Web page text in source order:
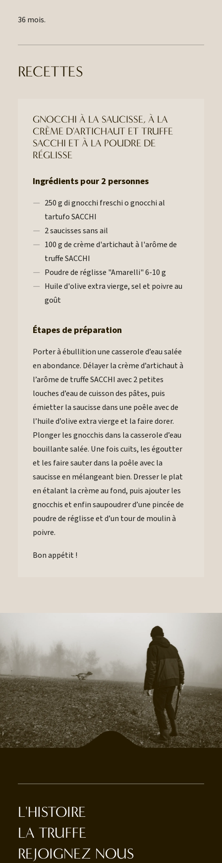
36 mois.
RECETTES
GNOCCHI À LA SAUCISSE, À LA
CRÈME D'ARTICHAUT ET TRUFFE
SACCHI ET À LA POUDRE DE
RÉGLISSE
Ingrédients pour 2 personnes
250 g di gnocchi freschi o gnocchi al
tartufo SACCHI
2 saucisses sans ail
100 g de crème d'artichaut à l'arôme de
truffe SACCHI
Poudre de réglisse "Amarelli" 6-10 g
Huile d'olive extra vierge, sel et poivre au
goût
Étapes de préparation
Porter à ébullition une casserole d’eau salée
en abondance. Délayer la crème d’artichaut à
l’arôme de truffe SACCHI avec 2 petites
louches d’eau de cuisson des pâtes, puis
émietter la saucisse dans une poêle avec de
l’huile d’olive extra vierge et la faire dorer.
Plonger les gnocchis dans la casserole d’eau
bouillante salée. Une fois cuits, les égoutter
et les faire sauter dans la poêle avec la
saucisse en mélangeant bien. Dresser le plat
en étalant la crème au fond, puis ajouter les
gnocchis et enfin saupoudrer d’une pincée de
poudre de réglisse et d’un tour de moulin à
poivre.
Bon appétit !
L'HISTOIRE
LA TRUFFE
REJOIGNEZ NOUS